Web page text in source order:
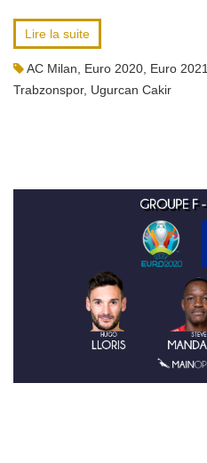
Lire la suite
AC Milan Euro 2020 Euro 2021
Trabzonspor, Ugurcan Cakir